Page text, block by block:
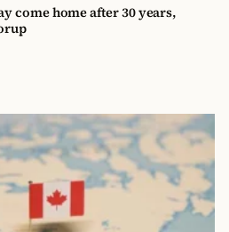
come home after 30 years,